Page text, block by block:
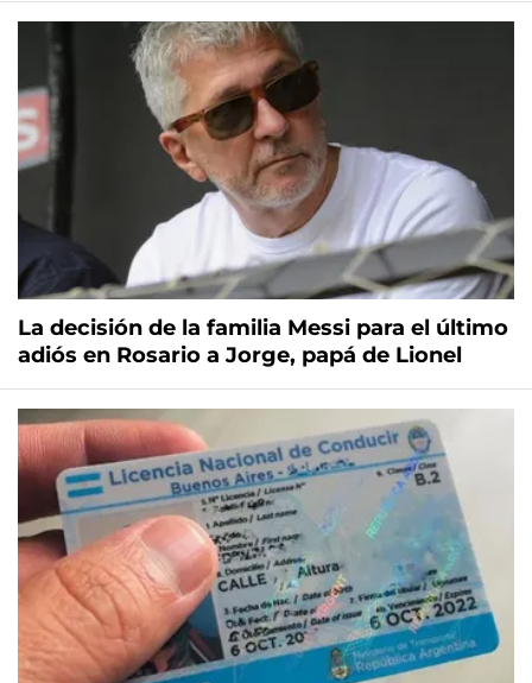
La decisión de la familia Messi para el último
adiós en Rosario a Jorge, papá de Lionel